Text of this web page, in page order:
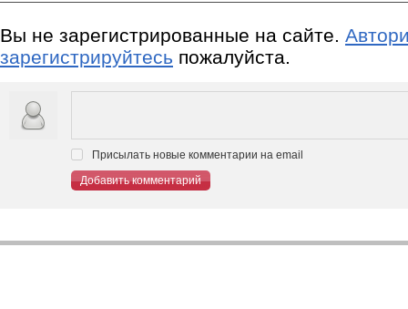
Вы не зарегистрированные на сайте.
зарегистрируйтесь пожалуйста.
Присылать новые комментарии на email
Добавить комментарий